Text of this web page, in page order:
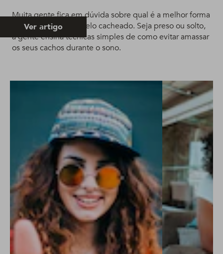
Muita gente fica em dúvida sobre qual é a melhor forma
de dormir com o cabelo cacheado. Seja preso ou solto,
a gente ensina técnicas simples de como evitar amassar
os seus cachos durante o sono.
Ver artigo